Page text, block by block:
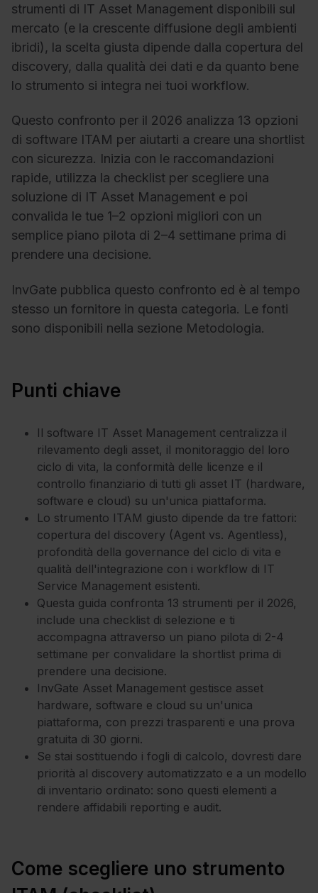
strumenti di IT Asset Management disponibili sul
mercato (e la crescente diffusione degli ambienti
ibridi), la scelta giusta dipende dalla copertura del
discovery, dalla qualità dei dati e da quanto bene
lo strumento si integra nei tuoi workflow.
Questo confronto per il 2026 analizza 13 opzioni
di software ITAM per aiutarti a creare una shortlist
con sicurezza. Inizia con le raccomandazioni
rapide, utilizza la checklist per scegliere una
soluzione di IT Asset Management e poi
convalida le tue 1–2 opzioni migliori con un
semplice piano pilota di 2–4 settimane prima di
prendere una decisione.
InvGate pubblica questo confronto ed è al tempo
stesso un fornitore in questa categoria. Le fonti
sono disponibili nella sezione Metodologia.
Punti chiave
Il software IT Asset Management centralizza il
rilevamento degli asset, il monitoraggio del loro
ciclo di vita, la conformità delle licenze e il
controllo finanziario di tutti gli asset IT (hardware,
software e cloud) su un'unica piattaforma.
Lo strumento ITAM giusto dipende da tre fattori:
copertura del discovery (Agent vs. Agentless),
profondità della governance del ciclo di vita e
qualità dell'integrazione con i workflow di IT
Service Management esistenti.
Questa guida confronta 13 strumenti per il 2026,
include una checklist di selezione e ti
accompagna attraverso un piano pilota di 2-4
settimane per convalidare la shortlist prima di
prendere una decisione.
InvGate Asset Management gestisce asset
hardware, software e cloud su un'unica
piattaforma, con prezzi trasparenti e una prova
gratuita di 30 giorni.
Se stai sostituendo i fogli di calcolo, dovresti dare
priorità al discovery automatizzato e a un modello
di inventario ordinato: sono questi elementi a
rendere affidabili reporting e audit.
Come scegliere uno strumento